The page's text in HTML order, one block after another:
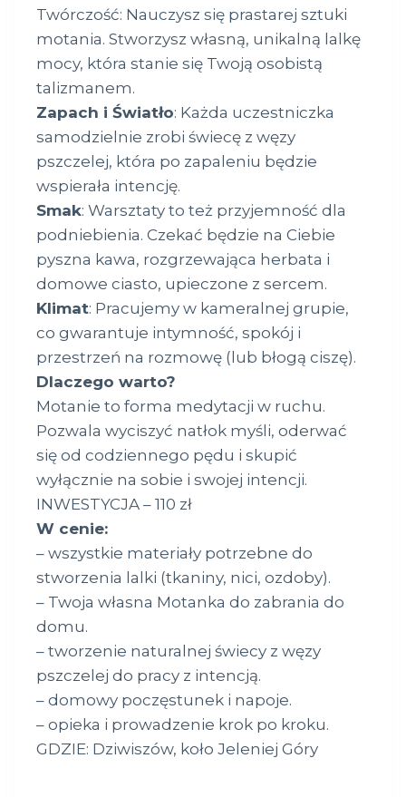
Twórczość: Nauczysz się prastarej sztuki
motania. Stworzysz własną, unikalną lalkę
mocy, która stanie się Twoją osobistą
talizmanem.
Zapach i Światło: Każda uczestniczka
samodzielnie zrobi świecę z węzy
pszczelej, która po zapaleniu będzie
wspierała intencję.
Smak: Warsztaty to też przyjemność dla
podniebienia. Czekać będzie na Ciebie
pyszna kawa, rozgrzewająca herbata i
domowe ciasto, upieczone z sercem.
Klimat: Pracujemy w kameralnej grupie,
co gwarantuje intymność, spokój i
przestrzeń na rozmowę (lub błogą ciszę).
Dlaczego warto?
Motanie to forma medytacji w ruchu.
Pozwala wyciszyć natłok myśli, oderwać
się od codziennego pędu i skupić
wyłącznie na sobie i swojej intencji.
INWESTYCJA – 110 zł
W cenie:
– wszystkie materiały potrzebne do
stworzenia lalki (tkaniny, nici, ozdoby).
– Twoja własna Motanka do zabrania do
domu.
– tworzenie naturalnej świecy z węzy
pszczelej do pracy z intencją.
– domowy poczęstunek i napoje.
– opieka i prowadzenie krok po kroku.
GDZIE: Dziwiszów, koło Jeleniej Góry